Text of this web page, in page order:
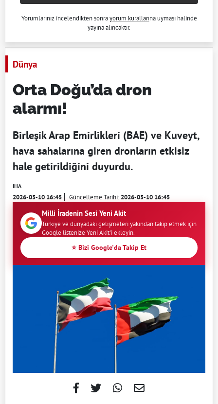
Yorumlarınız incelendikten sonrayorum kurallarına uyması halinde
yayına alıncaktır.
Dünya
Orta Doğu’da dron
alarmı!
Birleşik Arap Emirlikleri (BAE) ve Kuveyt,
hava sahalarına giren dronların etkisiz
hale getirildiğini duyurdu.
IHA
2026-05-10 16:45 Güncelleme Tarihi:2026-05-10 16:45
Milli İradenin Sesi Yeni Akit
Türkiye ve dünyadaki gelişmeleri yakından takip etmek için
Google listenize Yeni Akit'i ekleyin.
⭐ Bizi Google'da Takip Et